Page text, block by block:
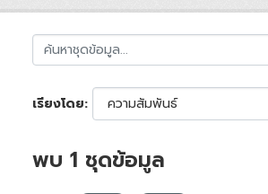
เรียงโดย
พบ 1 ชุดข้อมูล